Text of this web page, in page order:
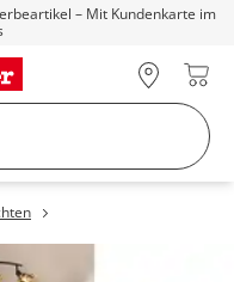
– Mit Kundenkarte im